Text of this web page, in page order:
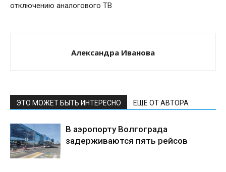
отключению аналогового ТВ
Александра Иванова
ЭТО МОЖЕТ БЫТЬ ИНТЕРЕСНО ЕЩЕ ОТ АВТОРА
В аэропорту Волгограда
задерживаются пять рейсов